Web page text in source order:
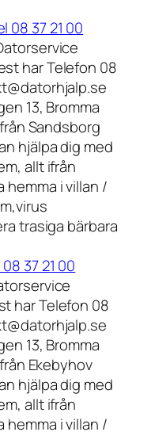
08 37 21 00
har Telefon 08
13, Bromma
Sandsborg
hjälpa dig med
allt ifrån
i villan /
trasiga bärbara
37 21 00
har Telefon 08
13, Bromma
Ekebyhov
hjälpa dig med
allt ifrån
i villan /